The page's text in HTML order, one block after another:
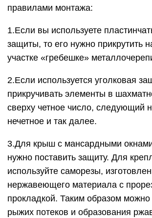
правилами монтажа:
1.Если вы используете
защиты, то его нужно прикрутить
участке «гребешке»
2.Если используется уголковая
прикручивать элементы в
сверху четное число, следующий
нечетное и так далее.
3.Для крыш с мансардными
нужно поставить защиту. Для
используйте саморезы,
нержавеющего материала с
прокладкой. Таким образом можно
рыжих потеков и образования